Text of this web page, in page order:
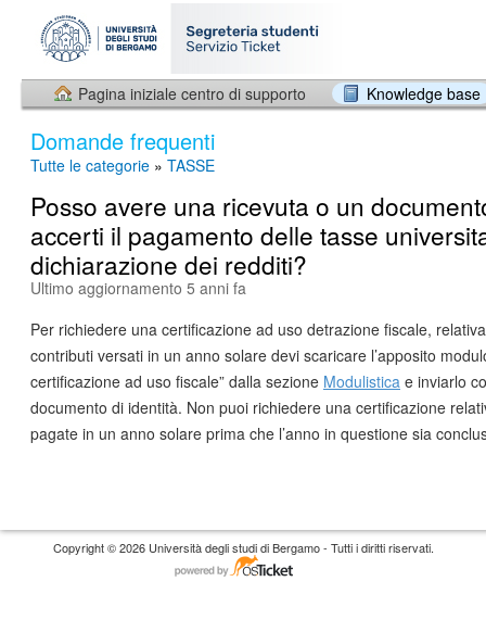
Pagina iniziale centro di supporto Knowledge base
Domande frequenti
Tutte le categorie » TASSE
Posso avere una ricevuta o un
accerti il pagamento delle tasse
dichiarazione dei redditi?
Ultimo aggiornamento 5 anni fa
Per richiedere una certificazione ad uso detrazione fiscale,
contributi versati in un anno solare devi scaricare l’apposito
certificazione ad uso fiscale” dalla sezione Modulistica e inviarlo
documento di identità. Non puoi richiedere una certificazione
pagate in un anno solare prima che l’anno in questione sia
Copyright © 2026 Università degli studi di Bergamo - Tutti i diritti riservati.